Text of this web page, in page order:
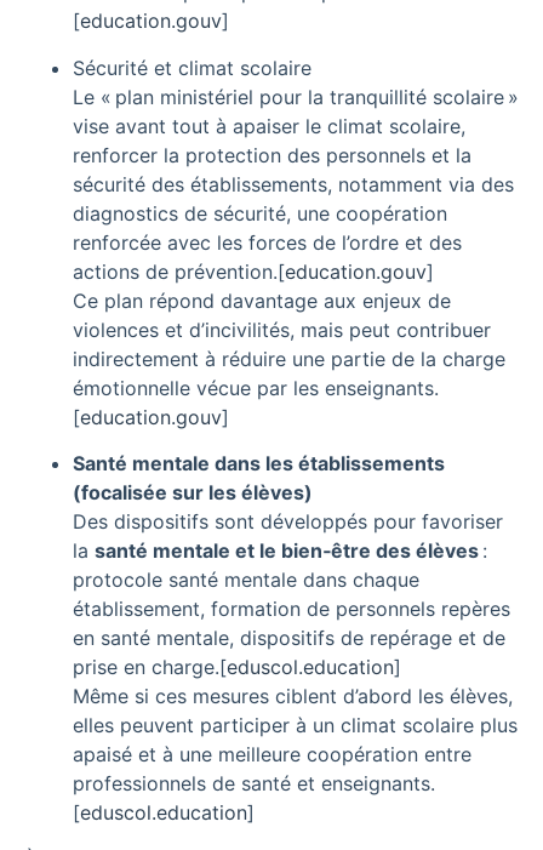
[education.gouv]​
Sécurité et climat scolaire
Le « plan ministériel pour la tranquillité scolaire »
vise avant tout à apaiser le climat scolaire,
renforcer la protection des personnels et la
sécurité des établissements, notamment via des
diagnostics de sécurité, une coopération
renforcée avec les forces de l’ordre et des
actions de prévention.[education.gouv]​
Ce plan répond davantage aux enjeux de
violences et d’incivilités, mais peut contribuer
indirectement à réduire une partie de la charge
émotionnelle vécue par les enseignants.
[education.gouv]​
Santé mentale dans les établissements
(focalisée sur les élèves)
Des dispositifs sont développés pour favoriser
la santé mentale et le bien‑être des élèves :
protocole santé mentale dans chaque
établissement, formation de personnels repères
en santé mentale, dispositifs de repérage et de
prise en charge.[eduscol.education]​
Même si ces mesures ciblent d’abord les élèves,
elles peuvent participer à un climat scolaire plus
apaisé et à une meilleure coopération entre
professionnels de santé et enseignants.
[eduscol.education]​